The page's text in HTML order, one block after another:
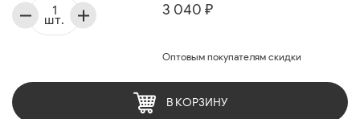
3 040 ₽
Оптовым покупателям скидки
шт.
В КОРЗИНУ